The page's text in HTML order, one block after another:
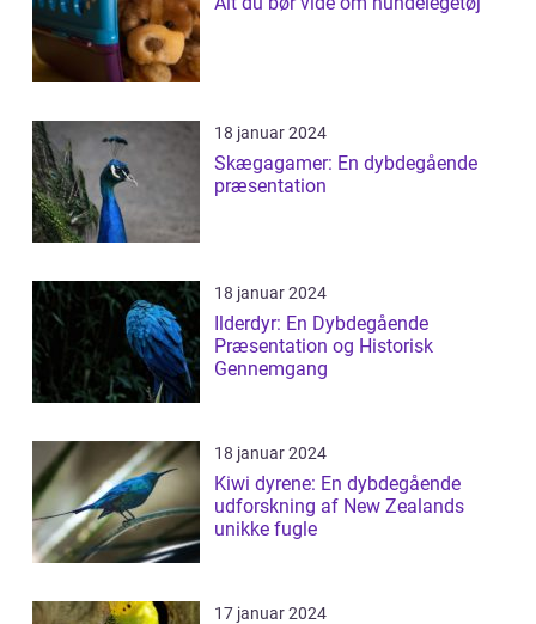
18 januar 2024
Skægagamer: En dybdegående
præsentation
18 januar 2024
Ilderdyr: En Dybdegående
Præsentation og Historisk
Gennemgang
18 januar 2024
Kiwi dyrene: En dybdegående
udforskning af New Zealands
unikke fugle
17 januar 2024